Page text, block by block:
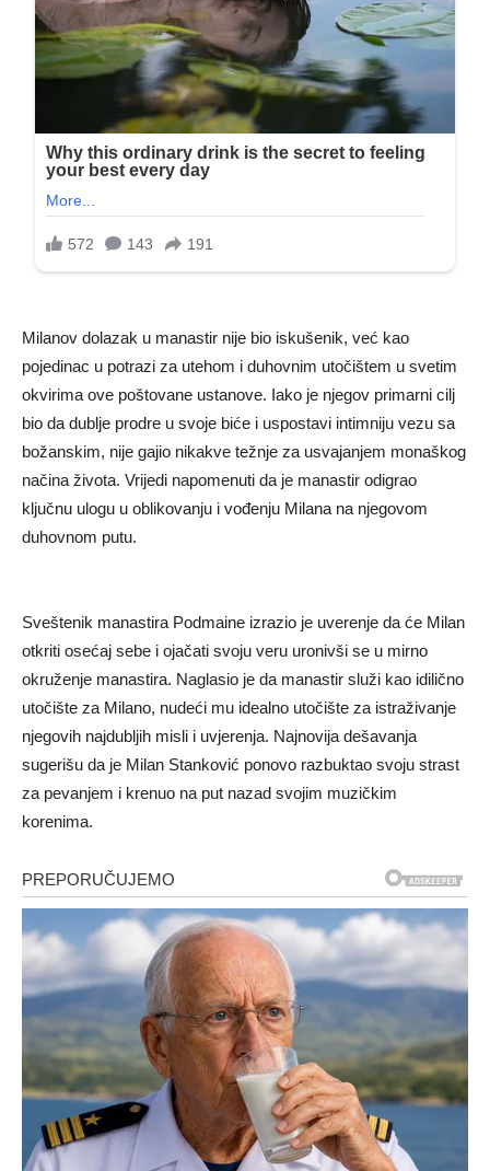
Milanov dolazak u manastir nije bio iskušenik, već kao
pojedinac u potrazi za utehom i duhovnim utočištem u svetim
okvirima ove poštovane ustanove. Iako je njegov primarni cilj
bio da dublje prodre u svoje biće i uspostavi intimniju vezu sa
božanskim, nije gajio nikakve težnje za usvajanjem monaškog
načina života. Vrijedi napomenuti da je manastir odigrao
ključnu ulogu u oblikovanju i vođenju Milana na njegovom
duhovnom putu.
Sveštenik manastira Podmaine izrazio je uverenje da će Milan
otkriti osećaj sebe i ojačati svoju veru uronivši se u mirno
okruženje manastira. Naglasio je da manastir služi kao idilično
utočište za Milano, nudeći mu idealno utočište za istraživanje
njegovih najdubljih misli i uvjerenja. Najnovija dešavanja
sugerišu da je Milan Stanković ponovo razbuktao svoju strast
za pevanjem i krenuo na put nazad svojim muzičkim
korenima.